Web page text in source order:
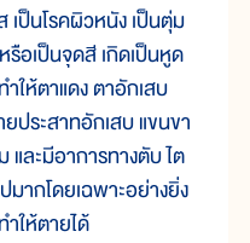
เป็นโรคผิวหนัง เป็นตุ่ม
อเป็นจุดสี เกิดเป็นหูด
ำให้ตาแดง ตาอักเสบ
ประสาทอักเสบ แขนขา
ละมีอาการทางตับ ไต
มากโดยเฉพาะอย่างยิ่ง
ำให้ตายได้